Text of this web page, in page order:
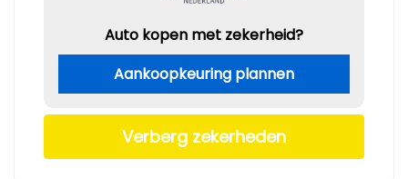
Auto kopen met zekerheid?
Aankoopkeuring plannen
Verberg zekerheden